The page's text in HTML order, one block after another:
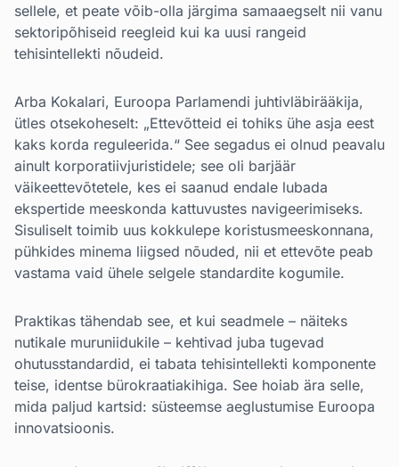
sellele, et peate võib-olla järgima samaaegselt nii vanu
sektoripõhiseid reegleid kui ka uusi rangeid
tehisintellekti nõudeid.
Arba Kokalari, Euroopa Parlamendi juhtivläbirääkija,
ütles otsekoheselt: „Ettevõtteid ei tohiks ühe asja eest
kaks korda reguleerida.“ See segadus ei olnud peavalu
ainult korporatiivjuristidele; see oli barjäär
väikeettevõtetele, kes ei saanud endale lubada
ekspertide meeskonda kattuvustes navigeerimiseks.
Sisuliselt toimib uus kokkulepe koristusmeeskonnana,
pühkides minema liigsed nõuded, nii et ettevõte peab
vastama vaid ühele selgele standardite kogumile.
Praktikas tähendab see, et kui seadmele – näiteks
nutikale muruniidukile – kehtivad juba tugevad
ohutusstandardid, ei tabata tehisintellekti komponente
teise, identse bürokraatiakihiga. See hoiab ära selle,
mida paljud kartsid: süsteemse aeglustumise Euroopa
innovatsioonis.